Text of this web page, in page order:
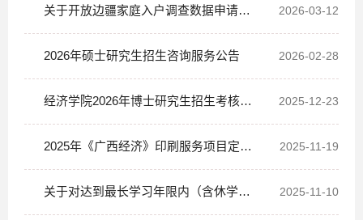
名单公示 2026-03-12
关于开放边疆家庭入户调查数据申请使
用的通知 2026-02-28
2026年硕士研究生招生咨询服务公告
2025-12-23
经济学院2026年博士研究生招生考核录
取工作实施细则 2025-11-19
2025年《广西经济》印刷服务项目定向
采购公示 2025-11-10
关于对达到最长学习年限内（含休学、